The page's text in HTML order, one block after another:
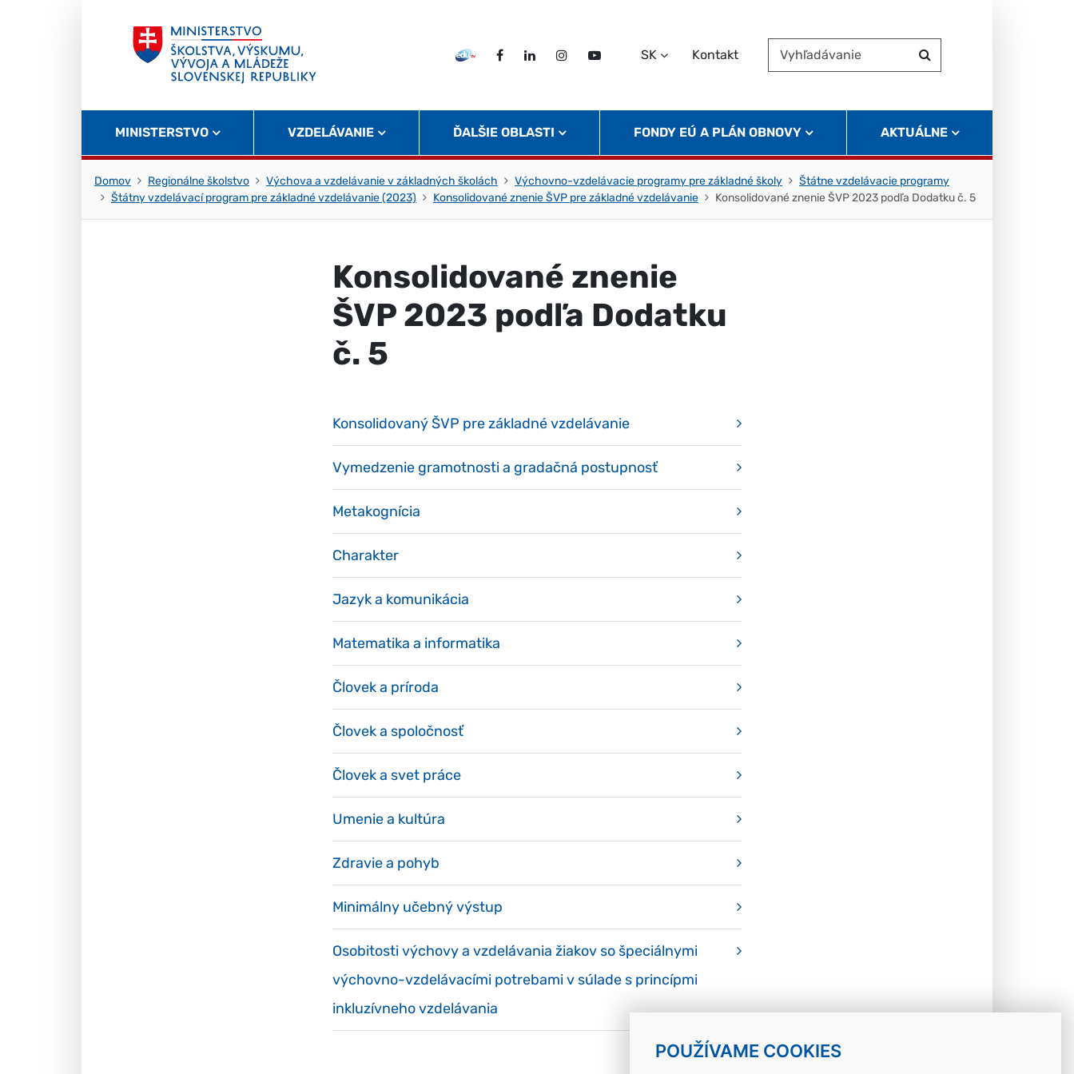
POUŽÍVAME COOKIES
EDU TVFacebookLinkedInInstagram
Twitter
SK Kontakt
Vyhľadávanie
Hľadať
MINISTERSTVO VZDELÁVANIE ĎALŠIE OBLASTI FONDY EÚ A PLÁN OBNOVY AKTUÁLNE
Domov Regionálne školstvo Výchova a vzdelávanie v základných školách Výchovno-vzdelávacie programy pre základné školy
Štátne vzdelávacie programy
Štátny vzdelávací program pre základné vzdelávanie (2023)
Konsolidované znenie ŠVP pre základné vzdelávanie Konsolidované znenie ŠVP 2023 podľa Dodatku č. 5
Konsolidované znenie
ŠVP 2023 podľa Dodatku
č. 5
Konsolidovaný ŠVP pre základné vzdelávanie
Vymedzenie gramotnosti a gradačná postupnosť
Metakognícia
Charakter
Jazyk a komunikácia
Matematika a informatika
Človek a príroda
Človek a spoločnosť
Človek a svet práce
Umenie a kultúra
Zdravie a pohyb
Minimálny učebný výstup
Osobitosti výchovy a vzdelávania žiakov so špeciálnymi
výchovno-vzdelávacími potrebami v súlade s princípmi
inkluzívneho vzdelávania